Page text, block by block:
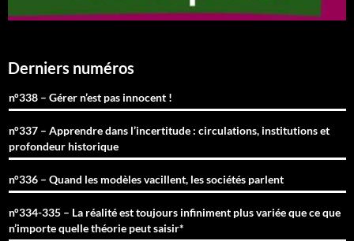
Derniers numéros
n°338 – Gérer n’est pas innocent !
n°337 – Apprendre dans l’incertitude : circulations, institutions et
profondeur historique
n°336 – Quand les modèles vacillent, les sociétés parlent
n°334-335 – La réalité est toujours infiniment plus variée que ce que
n’importe quelle théorie peut saisir*